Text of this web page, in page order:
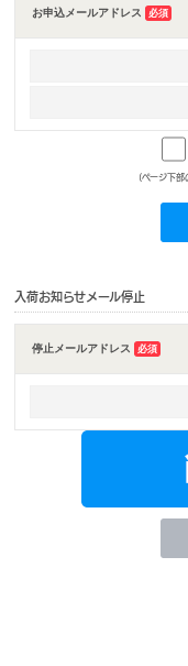
お申込メールアドレス 必須
(ページ下部
入荷お知らせメール停止
停止メールアドレス 必須